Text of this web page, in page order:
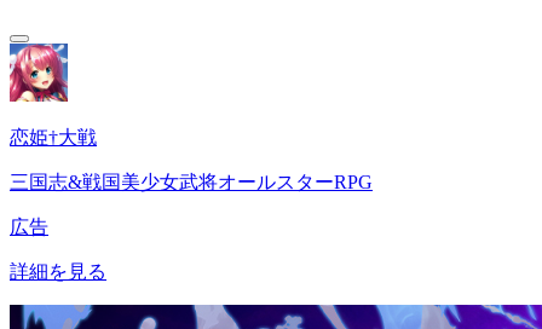
恋姫†大戦
三国志&戦国美少女武将オールスターRPG
広告
詳細を見る